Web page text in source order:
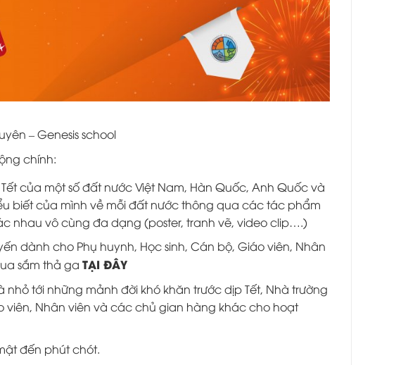
– Genesis school
chính:
của một số đất nước Việt Nam, Hàn Quốc, Anh Quốc và
biết của mình về mỗi đất nước thông qua các tác phẩm
nhau vô cùng đa dạng (poster, tranh vẽ, video clip….)
dành cho Phụ huynh, Học sinh, Cán bộ, Giáo viên, Nhân
sắm thả ga TẠI ĐÂY
tới những mảnh đời khó khăn trước dịp Tết, Nhà trường
viên, Nhân viên và các chủ gian hàng khác cho hoạt
đến phút chót.